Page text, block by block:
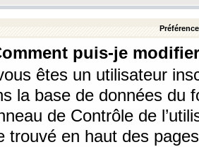
puis-je
êtes un utilisateur
la base de données du
de Contrôle de
trouvé en haut des